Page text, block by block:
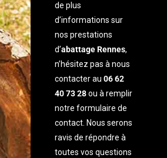
de plus
d’informations sur
nos prestations
d’abattage Rennes,
n’hésitez pas à nous
contacter au 06 62
40 73 28ou à remplir
notre formulaire de
contact. Nous serons
ravis de répondre à
toutes vos questions